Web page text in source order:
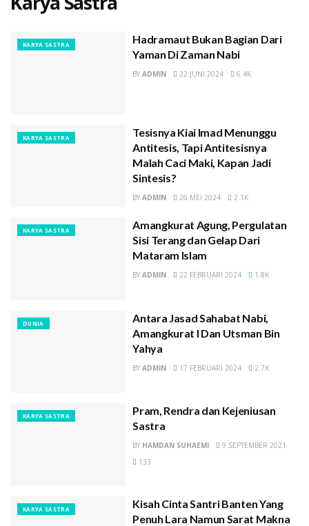
KARYA SASTRA
Hadramaut Bukan Bagian Dari
Yaman Di Zaman Nabi
BY ADMIN 22 JUNI 2024 6.4K
KARYA SASTRA
Tesisnya Kiai Imad Menunggu
Antitesis, Tapi Antitesisnya
Malah Caci Maki, Kapan Jadi
Sintesis?
BY ADMIN 26 MEI 2024 2.1K
KARYA SASTRA
Amangkurat Agung, Pergulatan
Sisi Terang dan Gelap Dari
Mataram Islam
BY ADMIN 22 FEBRUARI 2024 1.8K
DUNIA
Antara Jasad Sahabat Nabi,
Amangkurat I Dan Utsman Bin
Yahya
BY ADMIN 17 FEBRUARI 2024 2.7K
KARYA SASTRA
Pram, Rendra dan Kejeniusan
Sastra
BY HAMDAN SUHAEMI
9 SEPTEMBER 2021
133
KARYA SASTRA
Kisah Cinta Santri Banten Yang
Penuh Lara Namun Sarat Makna